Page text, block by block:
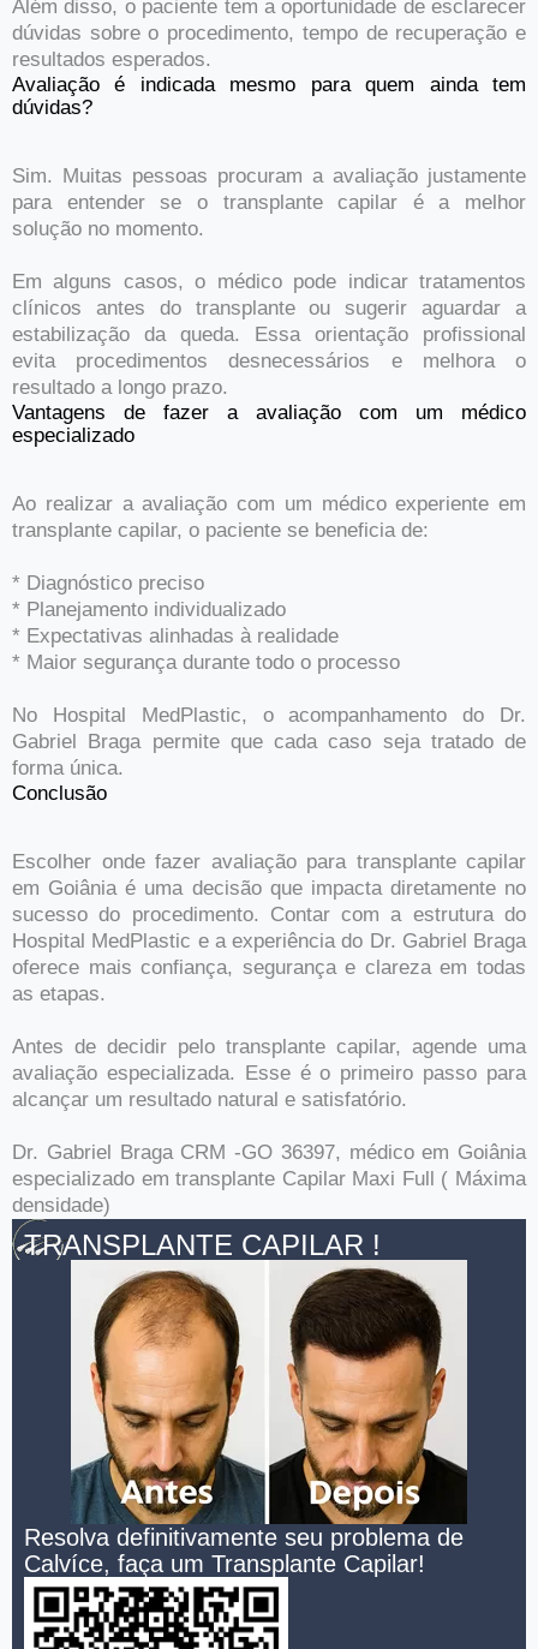
Além disso, o paciente tem a oportunidade de esclarecer
dúvidas sobre o procedimento, tempo de recuperação e
resultados esperados.
Avaliação é indicada mesmo para quem ainda tem
dúvidas?
Sim. Muitas pessoas procuram a avaliação justamente
para entender se o transplante capilar é a melhor
solução no momento.
Em alguns casos, o médico pode indicar tratamentos
clínicos antes do transplante ou sugerir aguardar a
estabilização da queda. Essa orientação profissional
evita procedimentos desnecessários e melhora o
resultado a longo prazo.
Vantagens de fazer a avaliação com um médico
especializado
Ao realizar a avaliação com um médico experiente em
transplante capilar, o paciente se beneficia de:
* Diagnóstico preciso
* Planejamento individualizado
* Expectativas alinhadas à realidade
* Maior segurança durante todo o processo
No Hospital MedPlastic, o acompanhamento do Dr.
Gabriel Braga permite que cada caso seja tratado de
forma única.
Conclusão
Escolher onde fazer avaliação para transplante capilar
em Goiânia é uma decisão que impacta diretamente no
sucesso do procedimento. Contar com a estrutura do
Hospital MedPlastic e a experiência do Dr. Gabriel Braga
oferece mais confiança, segurança e clareza em todas
as etapas.
Antes de decidir pelo transplante capilar, agende uma
avaliação especializada. Esse é o primeiro passo para
alcançar um resultado natural e satisfatório.
Dr. Gabriel Braga CRM -GO 36397, médico em Goiânia
especializado em transplante Capilar Maxi Full ( Máxima
densidade)
TRANSPLANTE CAPILAR !
Resolva definitivamente seu problema de
Calvíce, faça um Transplante Capilar!